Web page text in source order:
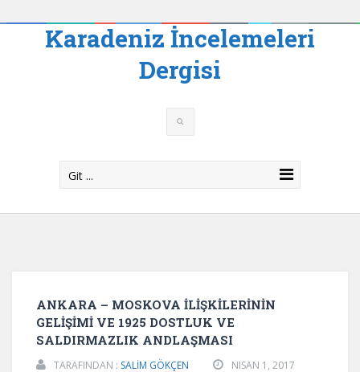
Karadeniz İncelemeleri
Dergisi
Git ...
ANKARA – MOSKOVA İLİŞKİLERİNİN
GELİŞİMİ VE 1925 DOSTLUK VE
SALDIRMAZLIK ANDLAŞMASI
TARAFINDAN : SALİM GÖKÇEN NISAN 1, 2017